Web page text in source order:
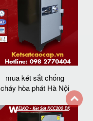
mua két sắt chống
cháy hòa phát Hà Nội